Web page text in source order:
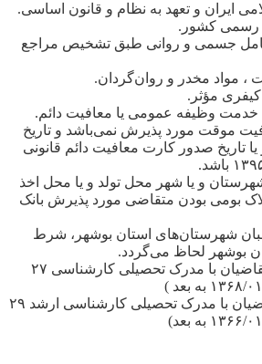
کامل جسمی و روانی طبق تشخیص مراجع
موقت مورد پذیرش نمی‌باشد و تاریخ
صدور کارت معافیت دائم قانونی
و یا شهر محل تولد و یا محل اخذ
بومی بودن متقاضی مورد پذیرش بانک
شهرستان‌های استان بوشهر، شرط
بوشهر لحاظ می‌گردد.
۸ – حداکثر سن برای متقاضیان با مدرک تحصیلی کارشناسی ۲۷
و حداکثر سن برای متقاضیان با مدرک تحصیلی کارشناسی ارشد ۲۹